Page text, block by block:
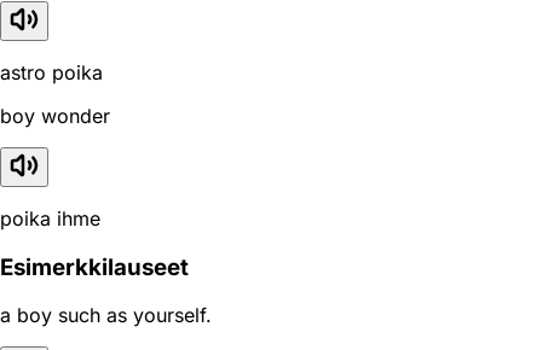
astro poika
boy wonder
poika ihme
Esimerkkilauseet
a boy such as yourself.